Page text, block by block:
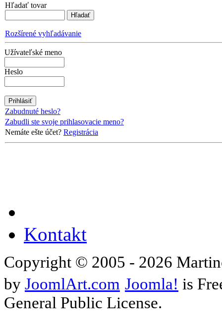
Hľadať tovar
Rozšírené vyhľadávanie
Užívateľské meno
Heslo
Zabudnuté heslo?
Zabudli ste svoje prihlasovacie meno?
Nemáte ešte účet? Registrácia
Kontakt
Copyright © 2005 - 2026
by JoomlArt.com Joomla! is
General Public License.